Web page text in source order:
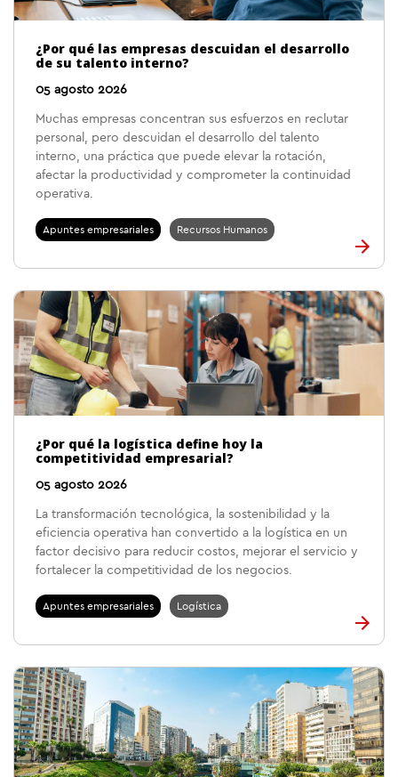
¿Por qué las empresas descuidan el desarrollo
de su talento interno?
05 agosto 2026
Muchas empresas concentran sus esfuerzos en reclutar
personal, pero descuidan el desarrollo del talento
interno, una práctica que puede elevar la rotación,
afectar la productividad y comprometer la continuidad
operativa.
Apuntes empresariales Recursos Humanos
¿Por qué la logística define hoy la
competitividad empresarial?
05 agosto 2026
La transformación tecnológica, la sostenibilidad y la
eficiencia operativa han convertido a la logística en un
factor decisivo para reducir costos, mejorar el servicio y
fortalecer la competitividad de los negocios.
Apuntes empresariales Logística